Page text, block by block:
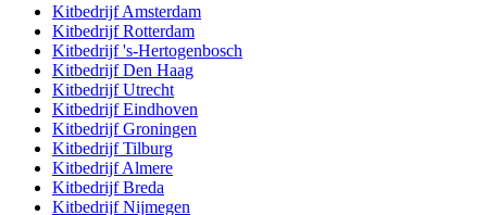
KitbedrijfAmsterdam
KitbedrijfRotterdam
Kitbedrijf's-Hertogenbosch
KitbedrijfDen Haag
KitbedrijfUtrecht
KitbedrijfEindhoven
KitbedrijfGroningen
KitbedrijfTilburg
KitbedrijfAlmere
KitbedrijfBreda
KitbedrijfNijmegen